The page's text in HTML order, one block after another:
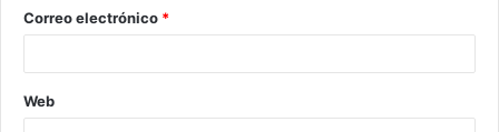
Correo electrónico *
Web